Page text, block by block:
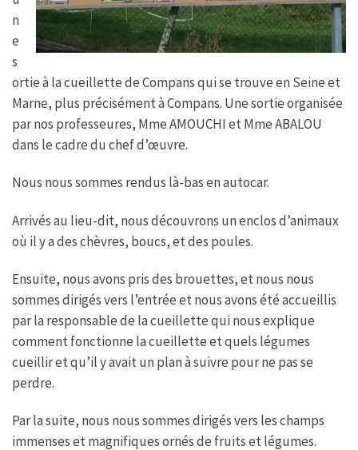
n
e
s
ortie à la cueillette de Compans qui se trouve en Seine et
Marne, plus précisément à Compans. Une sortie organisée
par nos professeures, Mme AMOUCHI et Mme ABALOU
dans le cadre du chef d’œuvre.
Nous nous sommes rendus là-bas en autocar.
Arrivés au lieu-dit, nous découvrons un enclos d’animaux
où il y a des chèvres, boucs, et des poules.
Ensuite, nous avons pris des brouettes, et nous nous
sommes dirigés vers l’entrée et nous avons été accueillis
par la responsable de la cueillette qui nous explique
comment fonctionne la cueillette et quels légumes
cueillir et qu’il y avait un plan à suivre pour ne pas se
perdre.
Par la suite, nous nous sommes dirigés vers les champs
immenses et magnifiques ornés de fruits et légumes.